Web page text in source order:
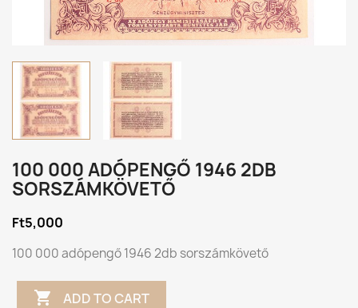
100 000 ADÓPENGŐ 1946 2DB
SORSZÁMKÖVETŐ
Ft5,000
100 000 adópengő 1946 2db sorszámkövető
 ADD TO CART